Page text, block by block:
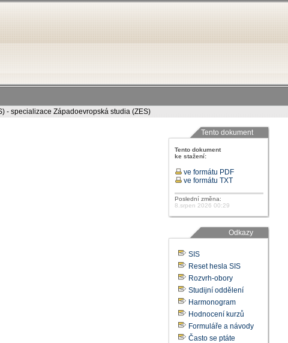
- specializace Západoevropská studia (ZES)
Tento dokument
Tento dokument
ke stažení:
ve formátu PDF
ve formátu TXT
Poslední změna:
8.srpen 2026 00:29
Odkazy
SIS
Reset hesla SIS
Rozvrh-obory
Studijní oddělení
Harmonogram
Hodnocení kurzů
Formuláře a návody
Často se ptáte